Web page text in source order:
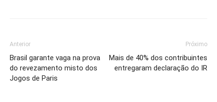
Anterior
Brasil garante vaga na prova
do revezamento misto dos
Jogos de Paris
Próximo
Mais de 40% dos contribuintes
entregaram declaração do IR